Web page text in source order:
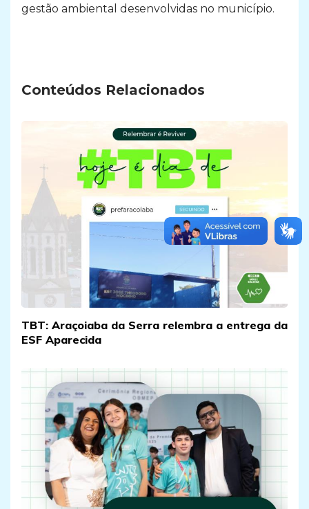
gestão ambiental desenvolvidas no município.
Conteúdos Relacionados
TBT: Araçoiaba da Serra relembra a entrega da
ESF Aparecida